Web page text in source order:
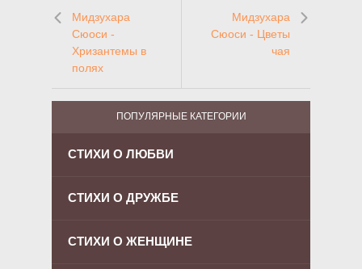
Мидзухара
Сюоси -
Хризантемы в
полях
Мидзухара
Сюоси - Цветы
чая
ПОПУЛЯРНЫЕ КАТЕГОРИИ
СТИХИ О ЛЮБВИ
СТИХИ О ДРУЖБЕ
СТИХИ О ЖЕНЩИНЕ